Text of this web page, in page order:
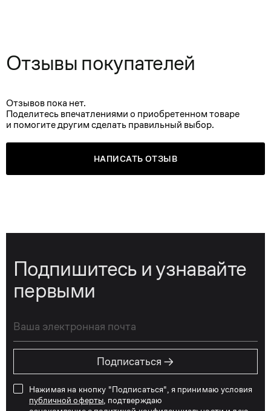
Отзывы покупателей
Отзывов пока нет.
Поделитесь впечатлениями о приобретенном товаре
и помогите другим сделать правильный выбор.
НАПИСАТЬ ОТЗЫВ
Подпишитесь и узнавайте
первыми
Подписаться →
Нажимая на кнопку "Подписаться", я принимаю условия
публичной оферты , подтверждаю